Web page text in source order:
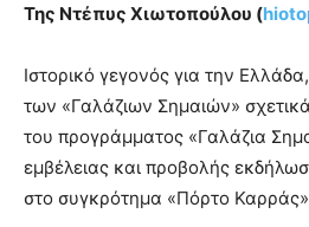
Της Ντέπυς Χιωτοπούλου (
Ιστορικό γεγονός για την
των «Γαλάζιων Σημαιών»
του προγράμματος «Γαλάζια
εμβέλειας και προβολής
στο συγκρότημα «Πόρτο Καρράς»